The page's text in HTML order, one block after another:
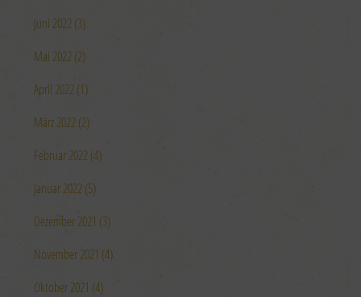
Juni 2022 (3)
Mai 2022 (2)
April 2022 (1)
März 2022 (2)
Februar 2022 (4)
Januar 2022 (5)
Dezember 2021 (3)
November 2021 (4)
Oktober 2021 (4)